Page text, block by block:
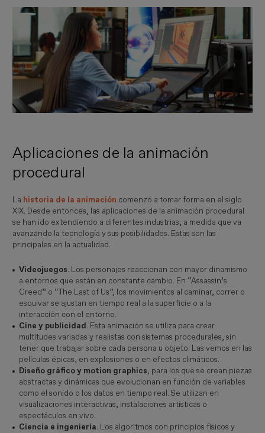
Imagen
Aplicaciones de la animación
procedural
La historia de la animación comenzó a tomar forma en el siglo
XIX. Desde entonces, las aplicaciones de la animación procedural
se han ido extendiendo a diferentes industrias, a medida que va
avanzando la tecnología y sus posibilidades. Estas son las
principales en la actualidad.
Videojuegos. Los personajes reaccionan con mayor dinamismo
a entornos que están en constante cambio. En “Assassin’s
Creed” o “The Last of Us”, los movimientos al caminar, correr o
esquivar se ajustan en tiempo real a la superficie o a la
interacción con el entorno.
Cine y publicidad. Esta animación se utiliza para crear
multitudes variadas y realistas con sistemas procedurales, sin
tener que trabajar sobre cada persona u objeto. Las vemos en las
películas épicas, en explosiones o en efectos climáticos.
Diseño gráfico y motion graphics, para los que se crean piezas
abstractas y dinámicas que evolucionan en función de variables
como el sonido o los datos en tiempo real. Se utilizan en
visualizaciones interactivas, instalaciones artísticas o
espectáculos en vivo.
Ciencia e ingeniería. Los algoritmos con principios físicos y